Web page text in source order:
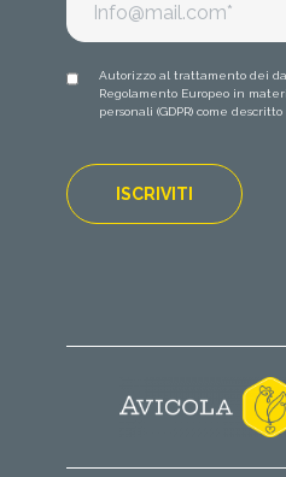
Autorizzo al trattamento dei
Regolamento Europeo in
personali (GDPR) come